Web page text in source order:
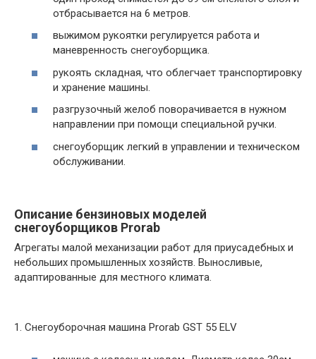
отбрасывается на 6 метров.
выжимом рукоятки регулируется работа и
маневренность снегоуборщика.
рукоять складная, что облегчает транспортировку
и хранение машины.
разгрузочный желоб поворачивается в нужном
направлении при помощи специальной ручки.
снегоуборщик легкий в управлении и техническом
обслуживании.
Описание бензиновых моделей
снегоуборщиков Prorab
Агрегаты малой механизации работ для приусадебных и
небольших промышленных хозяйств. Выносливые,
адаптированные для местного климата.
1. Снегоуборочная машина Prorab GST 55 ELV